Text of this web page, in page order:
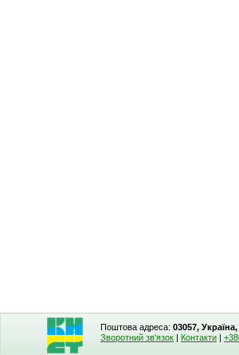
Поштова адреса: 03057,
Зворотний зв'язок | Контакти |